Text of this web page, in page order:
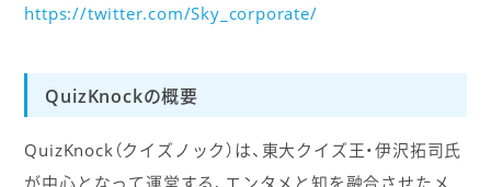
https://twitter.com/Sky_corporate/
QuizKnockの概要
QuizKnock（クイズノック）は、東大クイズ王・伊沢拓司氏
が中心となって運営する、エンタメと知を融合させたメ